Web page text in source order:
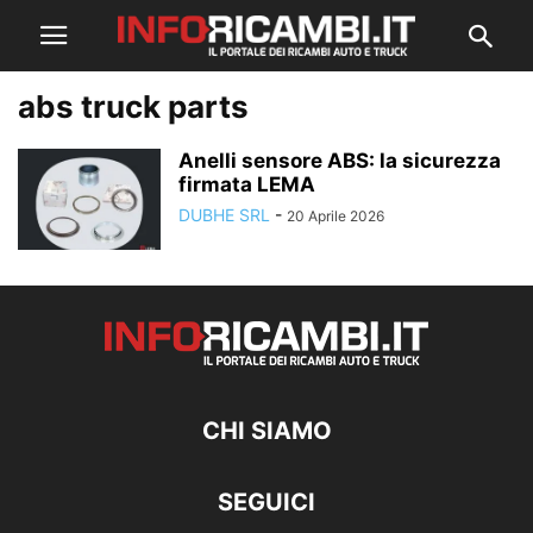
abs truck parts
Anelli sensore ABS: la sicurezza
firmata LEMA
DUBHE SRL - 20 Aprile 2026
CHI SIAMO
SEGUICI